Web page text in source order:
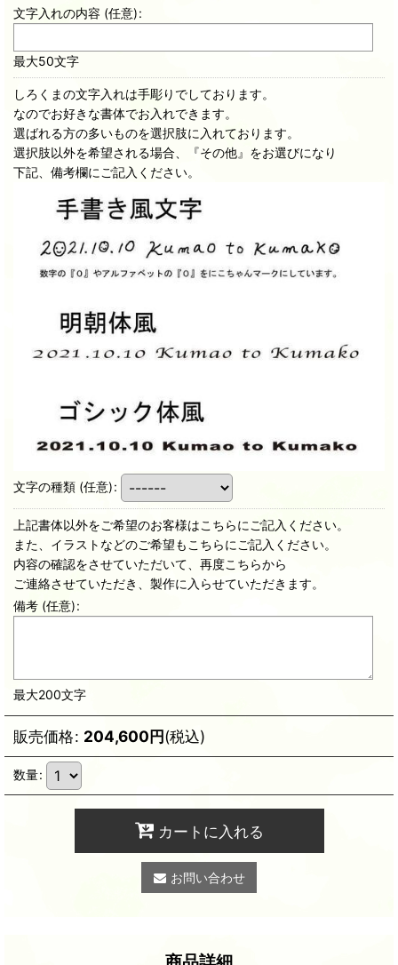
文字入れの内容 (任意):
最大50文字
しろくまの文字入れは手彫りでしております。
なのでお好きな書体でお入れできます。
選ばれる方の多いものを選択肢に入れております。
選択肢以外を希望される場合、『その他』をお選びになり
下記、備考欄にご記入ください。
文字の種類 (任意):
上記書体以外をご希望のお客様はこちらにご記入ください。
また、イラストなどのご希望もこちらにご記入ください。
内容の確認をさせていただいて、再度こちらから
ご連絡させていただき、製作に入らせていただきます。
備考 (任意):
最大200文字
販売価格: 204,600円(税込)
数量:
カートに入れる
お問い合わせ